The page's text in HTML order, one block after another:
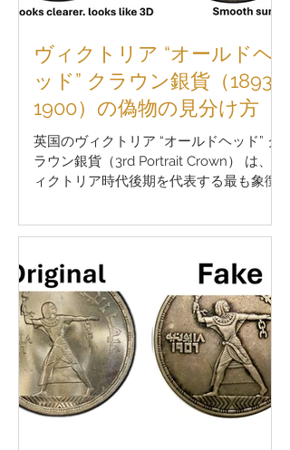
ヴィクトリア “オールドヘ
ッド” クラウン銀貨（1893–
1900）の偽物の見分け方
英国のヴィクトリア “オールドヘッド” ク
ラウン銀貨（3rd Portrait Crown） は、ヴ
ィクトリア時代後期を代表する最も象徴
英国貨幣史上最高傑作とも言われる「セ
ントジョージとドラゴン」のデザインを
兼ね備えています。 しかし近年、その人
気と銀価値の高さから、市場には**偽物
（フェイクコイン）**も増加していま
す。 一見すると本物に見える偽物もあり
ますが、細部を比較すると多くの違いが
存在します。 本記事では： このコインの
歴史的背景 デザインの芸術性 そして購入
前に偽物を見抜くポイント を詳しく解説